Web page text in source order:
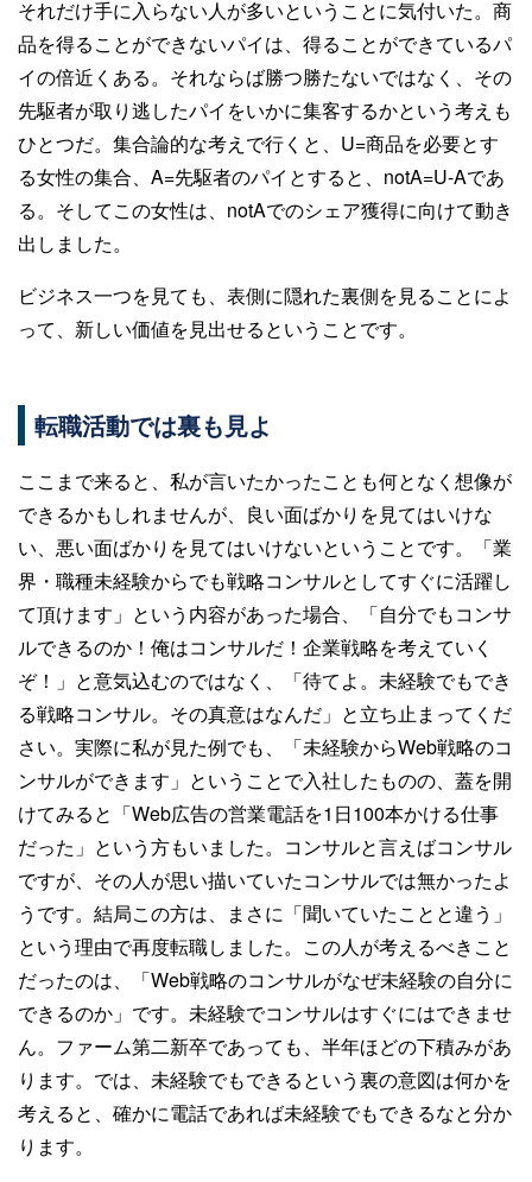
それだけ手に入らない人が多いということに気付いた。商
品を得ることができないパイは、得ることができているパ
イの倍近くある。それならば勝つ勝たないではなく、その
先駆者が取り逃したパイをいかに集客するかという考えも
ひとつだ。集合論的な考えで行くと、U=商品を必要とす
る女性の集合、A=先駆者のパイとすると、notA=U-Aであ
る。そしてこの女性は、notAでのシェア獲得に向けて動き
出しました。
ビジネス一つを見ても、表側に隠れた裏側を見ることによ
って、新しい価値を見出せるということです。
転職活動では裏も見よ
ここまで来ると、私が言いたかったことも何となく想像が
できるかもしれませんが、良い面ばかりを見てはいけな
い、悪い面ばかりを見てはいけないということです。「業
界・職種未経験からでも戦略コンサルとしてすぐに活躍し
て頂けます」という内容があった場合、「自分でもコンサ
ルできるのか！俺はコンサルだ！企業戦略を考えていく
ぞ！」と意気込むのではなく、「待てよ。未経験でもでき
る戦略コンサル。その真意はなんだ」と立ち止まってくだ
さい。実際に私が見た例でも、「未経験からWeb戦略のコ
ンサルができます」ということで入社したものの、蓋を開
けてみると「Web広告の営業電話を1日100本かける仕事
だった」という方もいました。コンサルと言えばコンサル
ですが、その人が思い描いていたコンサルでは無かったよ
うです。結局この方は、まさに「聞いていたことと違う」
という理由で再度転職しました。この人が考えるべきこと
だったのは、「Web戦略のコンサルがなぜ未経験の自分に
できるのか」です。未経験でコンサルはすぐにはできませ
ん。ファーム第二新卒であっても、半年ほどの下積みがあ
ります。では、未経験でもできるという裏の意図は何かを
考えると、確かに電話であれば未経験でもできるなと分か
ります。